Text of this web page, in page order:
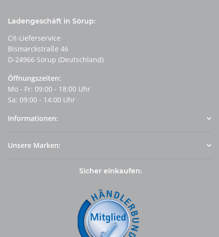
Ladengeschäft in Sörup:
Cit-Lieferservice
Bismarckstraße 46
D-24966 Sörup (Deutschland)
Öffnungszeiten:
Mo - Fr: 09:00 - 18:00 Uhr
Sa: 09:00 - 14:00 Uhr
Informationen:
Unsere Marken:
Sicher einkaufen: